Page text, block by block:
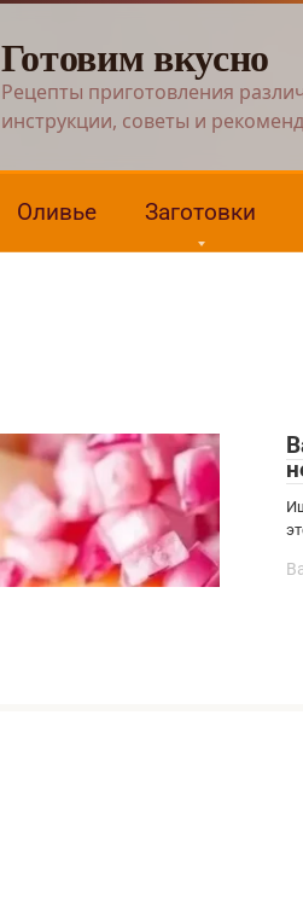
Готовим вкусно
Рецепты приготовления
инструкции, советы и
Оливье Заготовки